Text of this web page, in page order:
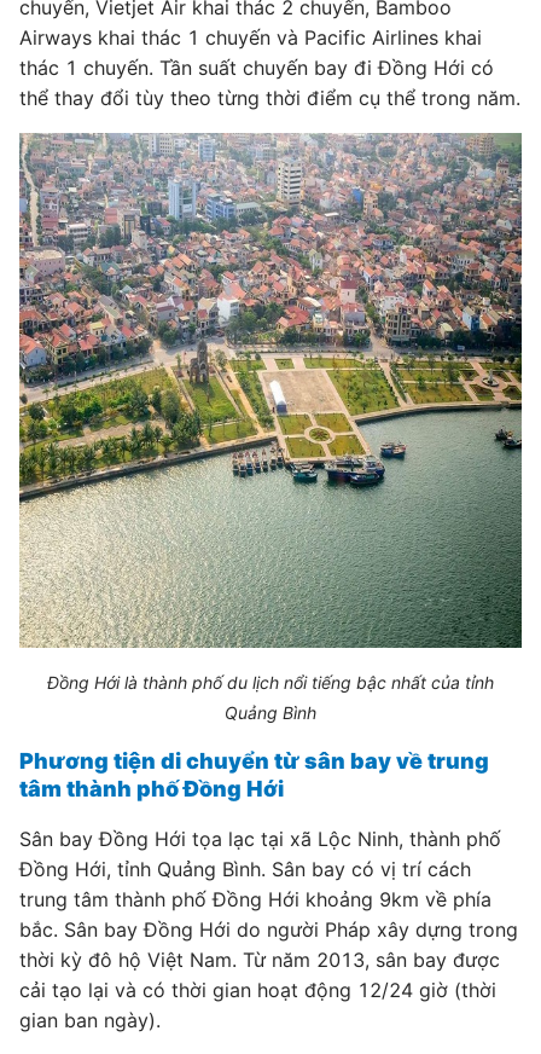
chuyến, Vietjet Air khai thác 2 chuyến, Bamboo
Airways khai thác 1 chuyến và Pacific Airlines khai
thác 1 chuyến. Tần suất chuyến bay đi Đồng Hới có
thể thay đổi tùy theo từng thời điểm cụ thể trong năm.
Đồng Hới là thành phố du lịch nổi tiếng bậc nhất của tỉnh
Quảng Bình
Phương tiện di chuyển từ sân bay về trung
tâm thành phố Đồng Hới
Sân bay Đồng Hới tọa lạc tại xã Lộc Ninh, thành phố
Đồng Hới, tỉnh Quảng Bình. Sân bay có vị trí cách
trung tâm thành phố Đồng Hới khoảng 9km về phía
bắc. Sân bay Đồng Hới do người Pháp xây dựng trong
thời kỳ đô hộ Việt Nam. Từ năm 2013, sân bay được
cải tạo lại và có thời gian hoạt động 12/24 giờ (thời
gian ban ngày).